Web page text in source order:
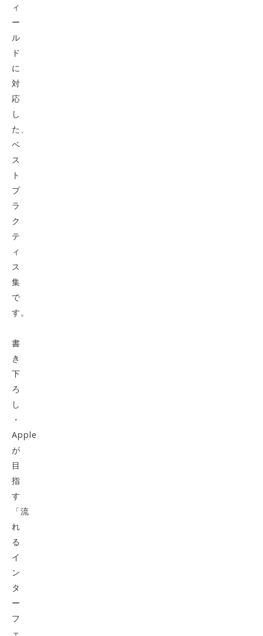
ィ
ー
ル
ド
に
対
応
し
た、
ベ
ス
ト
プ
ラ
ク
テ
ィ
ス
集
で
す。
書
き
下
ろ
し
・
Apple
が
目
指
す
「流
れ
る
イ
ン
タ
ー
フ
ェ